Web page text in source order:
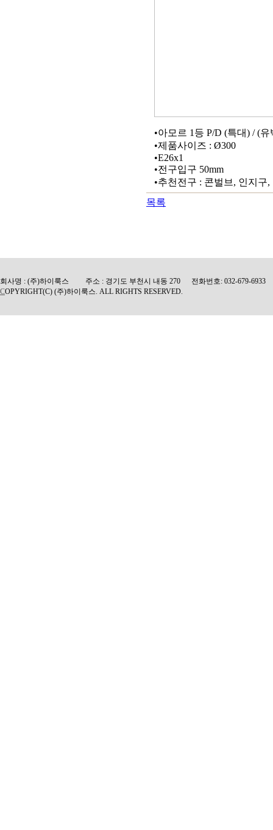
•아모르 1등 P/D (특대) / (
•제품사이즈 : Ø300
•E26x1
•전구입구 50mm
•추천전구 : 콘벌브, 인지구,
목록
회사명 : (주)하이룩스 주소 : 경기도 부천시 내동 270 전화번호: 032-679-6933
COPYRIGHT(C) (주)하이룩스. ALL RIGHTS RESERVED.